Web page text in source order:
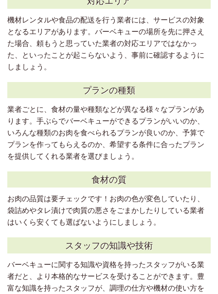
機材レンタルや食品の配送を行う業者には、サービスの対象
となるエリアがあります。バーベキューの場所を先に押さえ
た場合、頼もうと思っていた業者の対応エリアではなかっ
た、といったことが起こらないよう、事前に確認するように
しましょう。
プランの種類
業者ごとに、食材の量や種類などが異なる様々なプランがあ
ります。手ぶらでバーベキューができるプランがいいのか、
いろんな種類のお肉を食べられるプランが良いのか、予算で
プランを作ってもらえるのか、希望する条件に合ったプラン
を提供してくれる業者を選びましょう。
食材の質
お肉の品質は要チェックです！お肉の色が変色していたり、
袋詰めやタレ漬けで肉質の悪さをごまかしたりしている業者
はいくら安くても選ばないようにしましょう。
スタッフの知識や技術
バーベキューに関する知識や資格を持ったスタッフがいる業
者だと、より本格的なサービスを受けることができます。豊
富な知識を持ったスタッフが、調理の仕方や機材の使い方を